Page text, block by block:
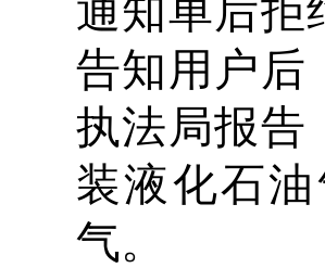
通知单后拒
告知用户后
执法局报告
装液化石
气。